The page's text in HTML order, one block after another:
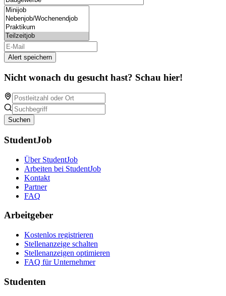
Alert speichern
Nicht wonach du gesucht hast? Schau hier!
Suchen
StudentJob
Über StudentJob
Arbeiten bei StudentJob
Kontakt
Partner
FAQ
Arbeitgeber
Kostenlos registrieren
Stellenanzeige schalten
Stellenanzeigen optimieren
FAQ für Unternehmer
Studenten